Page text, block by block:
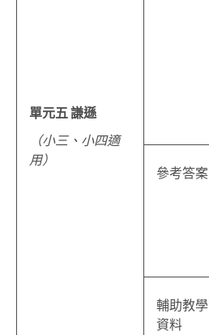
單元五 謙遜
（小三、小四適
用）
參考答案
輔助教學
資料